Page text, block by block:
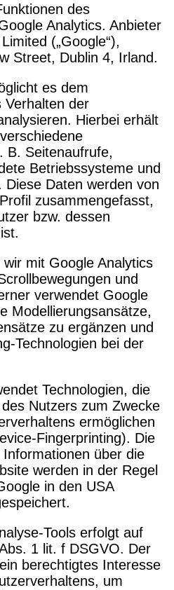
des
Analytics. Anbieter
(„Google“),
Street, Dublin 4, Irland.
es dem
Verhalten der
Hierbei erhält
B. Seitenaufrufe,
Betriebssysteme und
Daten werden von
zusammengefasst,
bzw. dessen
mit Google Analytics
und
verwendet Google
Modellierungsansätze,
zu ergänzen und
Technologien bei der
Technologien, die
Nutzers zum Zwecke
ermöglichen
Fingerprinting). Die
über die
werden in der Regel
in den USA
Tools erfolgt auf
1 lit. f DSGVO. Der
berechtigtes Interesse
um